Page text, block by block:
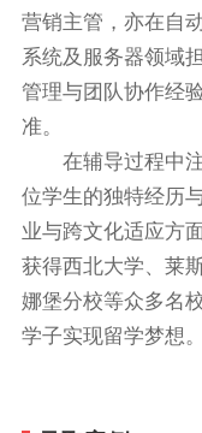
营销主管，亦在自
系统及服务器领域
管理与团队协作经
准。
在辅导过程中注
位学生的独特经历
业与跨文化适应方
获得西北大学、莱
娜堡分校等众多名
学子实现留学梦想。